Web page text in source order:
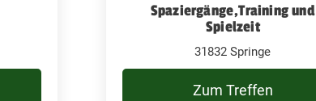
Spaziergänge,Training und
Spielzeit
31832 Springe
Zum Treffen